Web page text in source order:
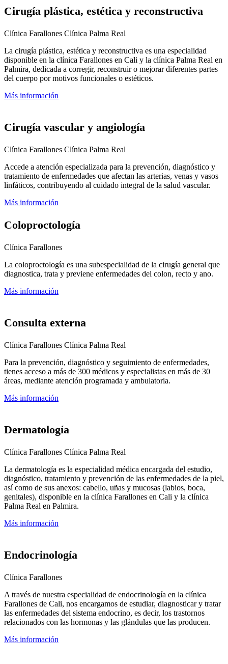
Cirugía plástica, estética y reconstructiva
Clínica Farallones Clínica Palma Real
La cirugía plástica, estética y reconstructiva es una especialidad
disponible en la clínica Farallones en Cali y la clínica Palma Real en
Palmira, dedicada a corregir, reconstruir o mejorar diferentes partes
del cuerpo por motivos funcionales o estéticos.
Más información
Cirugía vascular y angiología
Clínica Farallones Clínica Palma Real
Accede a atención especializada para la prevención, diagnóstico y
tratamiento de enfermedades que afectan las arterias, venas y vasos
linfáticos, contribuyendo al cuidado integral de la salud vascular.
Más información
Coloproctología
Clínica Farallones
La coloproctología es una subespecialidad de la cirugía general que
diagnostica, trata y previene enfermedades del colon, recto y ano.
Más información
Consulta externa
Clínica Farallones Clínica Palma Real
Para la prevención, diagnóstico y seguimiento de enfermedades,
tienes acceso a más de 300 médicos y especialistas en más de 30
áreas, mediante atención programada y ambulatoria.
Más información
Dermatología
Clínica Farallones Clínica Palma Real
La dermatología es la especialidad médica encargada del estudio,
diagnóstico, tratamiento y prevención de las enfermedades de la piel,
así como de sus anexos: cabello, uñas y mucosas (labios, boca,
genitales), disponible en la clínica Farallones en Cali y la clínica
Palma Real en Palmira.
Más información
Endocrinología
Clínica Farallones
A través de nuestra especialidad de endocrinología en la clínica
Farallones de Cali, nos encargamos de estudiar, diagnosticar y tratar
las enfermedades del sistema endocrino, es decir, los trastornos
relacionados con las hormonas y las glándulas que las producen.
Más información